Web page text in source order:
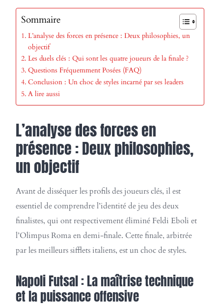
Sommaire
L’analyse des forces en présence : Deux philosophies, un
objectif
Les duels clés : Qui sont les quatre joueurs de la finale ?
Questions Fréquemment Posées (FAQ)
Conclusion : Un choc de styles incarné par ses leaders
A lire aussi
L’analyse des forces en
présence : Deux philosophies,
un objectif
Avant de disséquer les profils des joueurs clés, il est
essentiel de comprendre l’identité de jeu des deux
finalistes, qui ont respectivement éliminé Feldi Eboli et
l’Olimpus Roma en demi-finale. Cette finale, arbitrée
par les meilleurs sifflets italiens, est un choc de styles.
Napoli Futsal : La maîtrise technique
et la puissance offensive